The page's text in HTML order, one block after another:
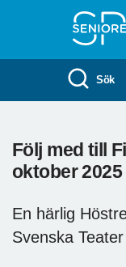
Sök
Följ med till
oktober 2025
En härlig
Svenska